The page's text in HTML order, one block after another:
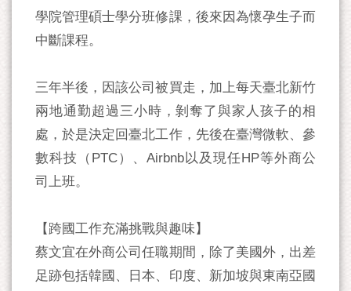
學院管理碩士學分班修課，後來因為懷孕生子而
中斷課程。
三年半後，因該公司被買走，加上每天臺北新竹
兩地通勤超過三小時，剝奪了與家人孩子的相
處，於是決定回臺北工作，先後在臺灣微軟、參
數科技（PTC）、Airbnb以及現任HP等外商公
司上班。
【跨國工作充滿挑戰與趣味】
蔡文宜在外商公司任職期間，除了美國外，出差
足跡包括韓國、日本、印度、新加坡與東南亞國